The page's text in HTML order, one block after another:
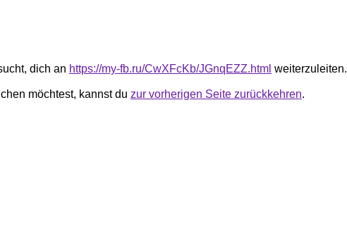
dich an https://my-fb.ru/CwXFcKb/JGnqEZZ.html weiterzuleiten.
möchtest, kannst du zur vorherigen Seite zurückkehren.